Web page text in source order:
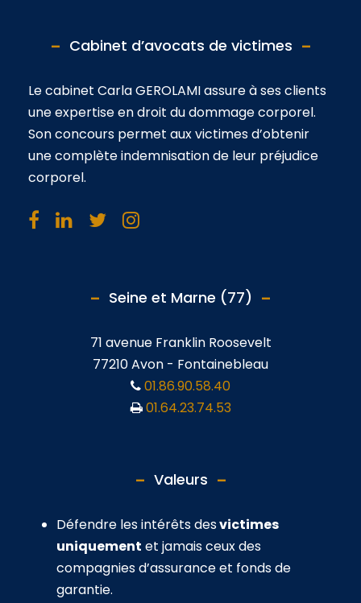
Cabinet d’avocats de victimes
Le cabinet Carla GEROLAMI assure à ses clients
une expertise en droit du dommage corporel.
Son concours permet aux victimes d’obtenir
une complète indemnisation de leur préjudice
corporel.
Seine et Marne (77)
71 avenue Franklin Roosevelt
77210 Avon - Fontainebleau
01.86.90.58.40
01.64.23.74.53
Valeurs
Défendre les intérêts desvictimes
uniquement et jamais ceux des
compagnies d’assurance et fonds de
garantie.